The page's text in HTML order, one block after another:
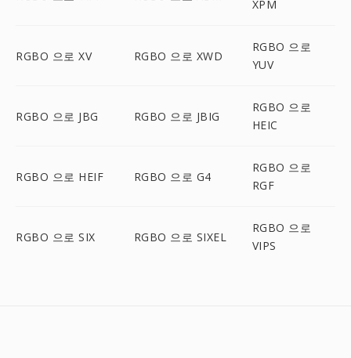
XPM
RGBO 으로 XV RGBO 으로 XWD
RGBO 으로
YUV
RGBO 으로 JBG RGBO 으로 JBIG
RGBO 으로
HEIC
RGBO 으로 HEIF RGBO 으로 G4
RGBO 으로
RGF
RGBO 으로 SIX RGBO 으로 SIXEL
RGBO 으로
VIPS